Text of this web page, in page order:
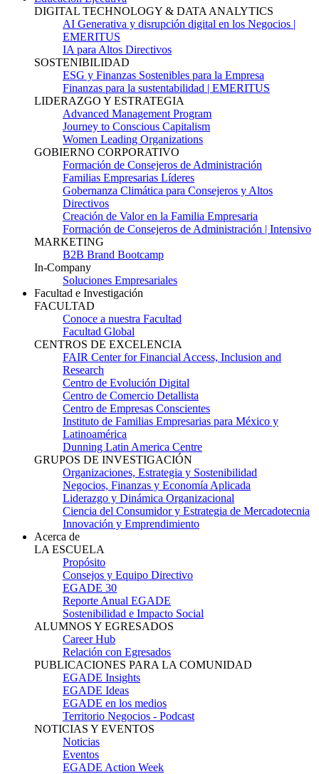
DIGITAL TECHNOLOGY & DATA ANALYTICS
AI Generativa y disrupción digital en los Negocios |
EMERITUS
IA para Altos Directivos
SOSTENIBILIDAD
ESG y Finanzas Sostenibles para la Empresa
Finanzas para la sustentabilidad | EMERITUS
LIDERAZGO Y ESTRATEGIA
Advanced Management Program
Journey to Conscious Capitalism
Women Leading Organizations
GOBIERNO CORPORATIVO
Formación de Consejeros de Administración
Familias Empresarias Líderes
Gobernanza Climática para Consejeros y Altos
Directivos
Creación de Valor en la Familia Empresaria
Formación de Consejeros de Administración | Intensivo
MARKETING
B2B Brand Bootcamp
In-Company
Soluciones Empresariales
Facultad e Investigación
FACULTAD
Conoce a nuestra Facultad
Facultad Global
CENTROS DE EXCELENCIA
FAIR Center for Financial Access, Inclusion and
Research
Centro de Evolución Digital
Centro de Comercio Detallista
Centro de Empresas Conscientes
Instituto de Familias Empresarias para México y
Latinoamérica
Dunning Latin America Centre
GRUPOS DE INVESTIGACIÓN
Organizaciones, Estrategia y Sostenibilidad
Negocios, Finanzas y Economía Aplicada
Liderazgo y Dinámica Organizacional
Ciencia del Consumidor y Estrategia de Mercadotecnia
Innovación y Emprendimiento
Acerca de
LA ESCUELA
Propósito
Consejos y Equipo Directivo
EGADE 30
Reporte Anual EGADE
Sostenibilidad e Impacto Social
ALUMNOS Y EGRESADOS
Career Hub
Relación con Egresados
PUBLICACIONES PARA LA COMUNIDAD
EGADE Insights
EGADE Ideas
EGADE en los medios
Territorio Negocios - Podcast
NOTICIAS Y EVENTOS
Noticias
Eventos
EGADE Action Week